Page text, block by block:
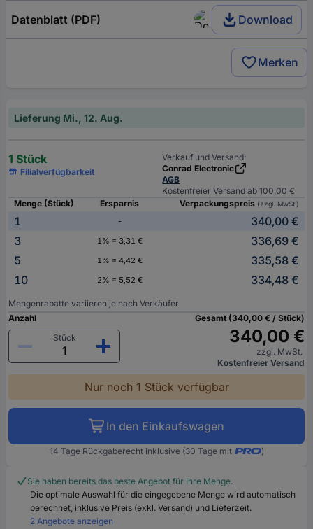
Datenblatt (PDF) Download
Merken
Lieferung Mi., 12. Aug.
1 Stück
Filialverfügbarkeit
Verkauf und Versand:
Conrad Electronic
AGB
Kostenfreier Versand ab 100,00 €
Menge (Stück)
Ersparnis Verpackungspreis (zzgl. MwSt.)
1 -
340,00 €
3
1% = 3,31 €
336,69 €
5
1% = 4,42 €
335,58 €
10
2% = 5,52 € 334,48 €
Mengenrabatte variieren je nach Verkäufer
Anzahl
Stück
Gesamt (340,00 € / Stück)
340,00 €
zzgl. MwSt.
Kostenfreier Versand
Nur noch 1 Stück verfügbar
In den Einkaufswagen
14 Tage Rückgaberecht inklusive (30 Tage mit )
Sie haben bereits das beste Angebot für Ihre Menge.
Die optimale Auswahl für die eingegebene Menge wird automatisch
berechnet, inklusive Preis (exkl. Versand) und Lieferzeit.
2 Angebote anzeigen